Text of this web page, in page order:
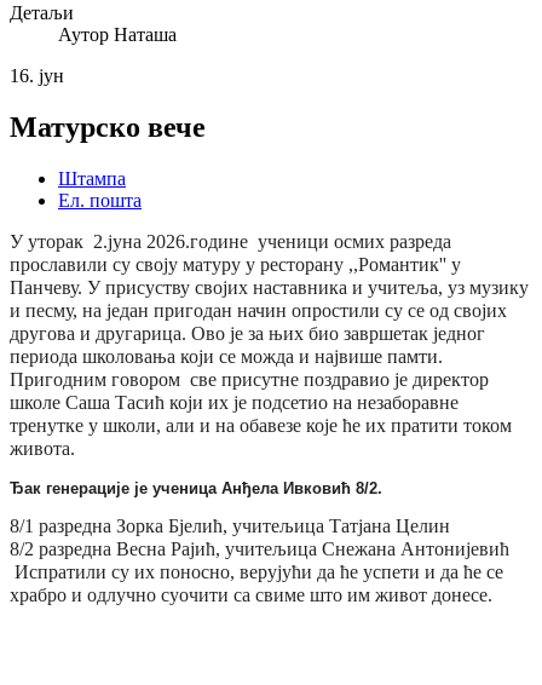
Детаљи
Аутор Наташа
16. јун
Матурско вече
Штампа
Ел. пошта
У уторак 2.јуна 2026.године ученици осмих разреда
прославили су своју матуру у ресторану ,,Романтик'' у
Панчеву. У присуству својих наставника и учитеља, уз музику
и песму, на један пригодан начин опростили су се од својих
другова и другарица. Ово је за њих био завршетак једног
периода школовања који се можда и највише памти.
Пригодним говором све присутне поздравио је директор
школе Саша Тасић који их је подсетио на незаборавне
тренутке у школи, али и на обавезе које ће их пратити током
живота.
Ђак генерације је ученица Анђела Ивковић 8/2.
8/1 разредна Зорка Бјелић, учитељица Татјана Целин
8/2 разредна Весна Рајић, учитељица Снежана Антонијевић
Испратили су их поносно, верујући да ће успети и да ће се
храбро и одлучно суочити са свиме што им живот донесе.